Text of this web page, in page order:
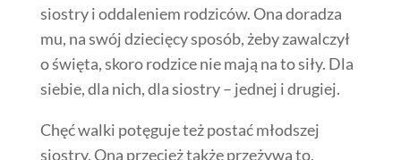
siostry i oddaleniem rodziców. Ona doradza
mu, na swój dziecięcy sposób, żeby zawalczył
o święta, skoro rodzice nie mają na to siły. Dla
siebie, dla nich, dla siostry – jednej i drugiej.
Chęć walki potęguje też postać młodszej
siostry. Ona przecież także przeżywa to,